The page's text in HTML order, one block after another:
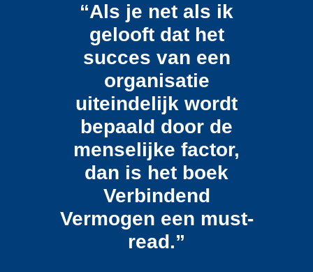
“Als je net als ik
gelooft dat het
succes van een
organisatie
uiteindelijk wordt
bepaald door de
menselijke factor,
dan is het boek
Verbindend
Vermogen een must-
read.”